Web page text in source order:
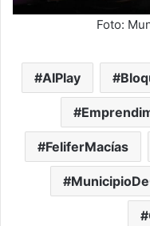
Foto:
AIPlay
FeliferMacías